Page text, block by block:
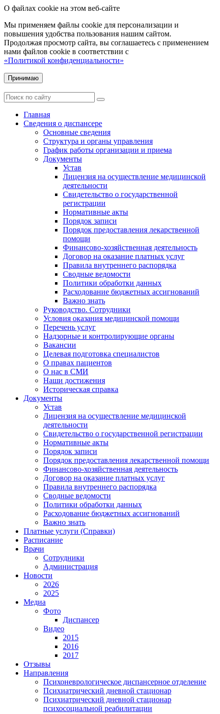
О файлах cookie на этом веб-сайте
Мы применяем файлы cookie для персонализации и
повышения удобства пользования нашим сайтом.
Продолжая просмотр сайта, вы соглашаетесь с применением
нами файлов cookie в соответствии с
«Политикой конфиденциальности»
Принимаю
Главная
Сведения о диспансере
Основные сведения
Структура и органы управления
График работы организации и приема
Документы
Устав
Лицензия на осуществление медицинской
деятельности
Свидетельство о государственной
регистрации
Нормативные акты
Порядок записи
Порядок предоставления лекарственной
помощи
Финансово-хозяйственная деятельность
Договор на оказание платных услуг
Правила внутреннего распорядка
Сводные ведомости
Политики обработки данных
Расходование бюджетных ассигнований
Важно знать
Руководство. Сотрудники
Условия оказания медицинской помощи
Перечень услуг
Надзорные и контролирующие органы
Вакансии
Целевая подготовка специалистов
О правах пациентов
О нас в СМИ
Наши достижения
Историческая справка
Документы
Устав
Лицензия на осуществление медицинской
деятельности
Свидетельство о государственной регистрации
Нормативные акты
Порядок записи
Порядок предоставления лекарственной помощи
Финансово-хозяйственная деятельность
Договор на оказание платных услуг
Правила внутреннего распорядка
Сводные ведомости
Политики обработки данных
Расходование бюджетных ассигнований
Важно знать
Платные услуги (Справки)
Расписание
Врачи
Сотрудники
Администрация
Новости
2026
2025
Медиа
Фото
Диспансер
Видео
2015
2016
2017
Отзывы
Направления
Психоневрологическое диспансерное отделение
Психиатрический дневной стационар
Психиатрический дневной стационар
психосоциальной реабилитации